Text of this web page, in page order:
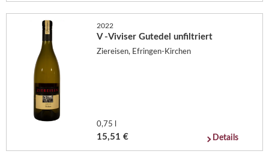
2022
V -Viviser Gutedel unfiltriert
Ziereisen, Efringen-Kirchen
0,75 l
15,51 € Details